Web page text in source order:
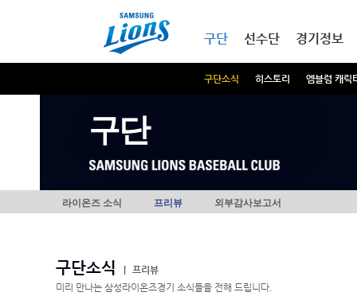
구단
구단소식 히스토리 엠블럼 캐릭
선수단 경기정보
구단
라이온즈 소식 프리뷰 외부감사보고서
구단소식
프리뷰
미리 만나는 삼성라이온즈경기 소식들을 전해 드립니다.